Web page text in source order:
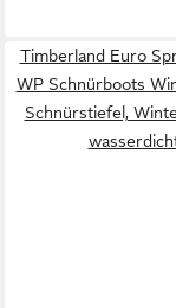
Timberland Euro
WP Schnürboots
Schnürstiefel,